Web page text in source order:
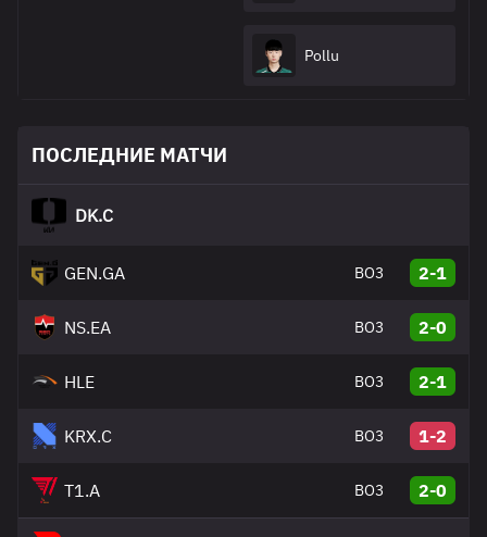
Pollu
ПОСЛЕДНИЕ МАТЧИ
DK.C
GEN.GA BO3 2-1
NS.EA BO3 2-0
HLE BO3 2-1
KRX.C BO3 1-2
T1.A BO3 2-0